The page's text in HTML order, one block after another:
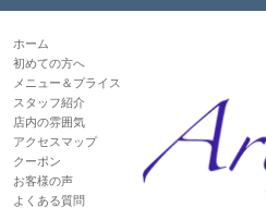
ホーム
初めての方へ
メニュー＆プライス
スタッフ紹介
店内の雰囲気
アクセスマップ
クーポン
お客様の声
よくある質問